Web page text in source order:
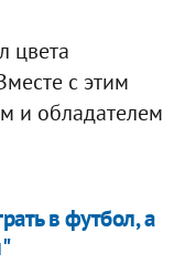
цвета
с этим
и обладателем
в футбол, а